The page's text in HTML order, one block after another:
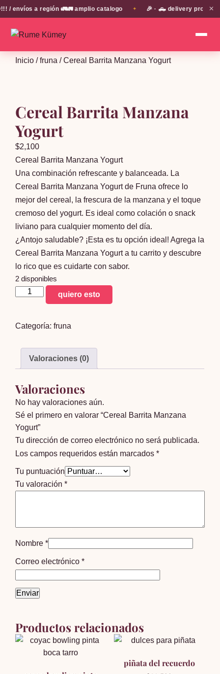
envíos a región 🚛🚛 amplio catalogo 🎉 · 🛻 delivery propio en
✕
Inicio /fruna / Cereal Barrita Manzana Yogurt
Cereal Barrita Manzana
Yogurt
$2,100
Cereal Barrita Manzana Yogurt
Una combinación refrescante y balanceada. La
Cereal Barrita Manzana Yogurt de Fruna ofrece lo
mejor del cereal, la frescura de la manzana y el toque
cremoso del yogurt. Es ideal como colación o snack
liviano para cualquier momento del día.
¿Antojo saludable? ¡Esta es tu opción ideal! Agrega la
Cereal Barrita Manzana Yogurt a tu carrito y descubre
lo rico que es cuidarte con sabor.
2 disponibles
Cereal
Yogurt
quiero esto
Categoría:fruna
Valoraciones (0)
Valoraciones
No hay valoraciones aún.
Sé el primero en valorar “Cereal Barrita Manzana
Yogurt”
Tu dirección de correo electrónico no será publicada.
Los campos requeridos están marcados*
Tu puntuación
Tu valoración*
Nombre*
Correo electrónico*
Productos relacionados
piñata del recuerdo